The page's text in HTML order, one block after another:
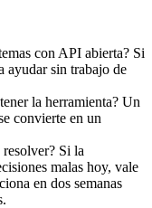
con API abierta? Si
ayudar sin trabajo de
la herramienta? Un
convierte en un
Si la
malas hoy, vale
en dos semanas